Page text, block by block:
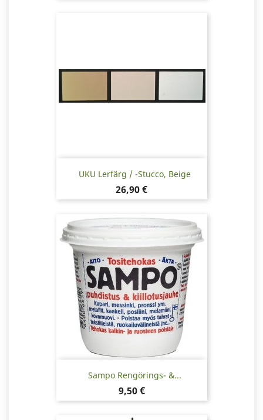
UKU Lerfärg / -stucco, Beige
Pris
26,90 €
Sampo Rengörings- &...
Pris
9,50 €